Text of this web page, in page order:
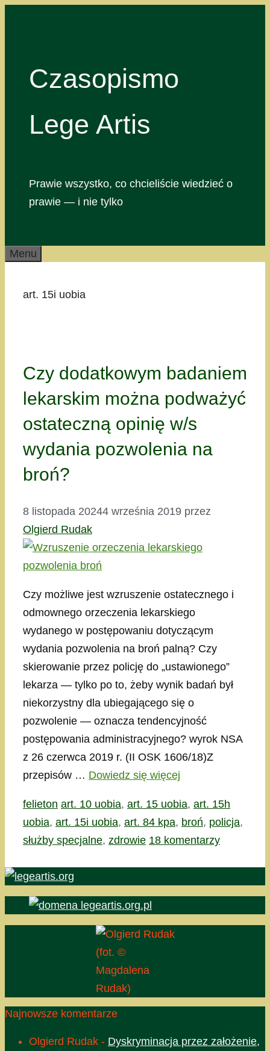
Czasopismo
Lege Artis
Prawie wszystko, co chcieliście wiedzieć o
prawie — i nie tylko
Menu
art. 15i uobia
Czy dodatkowym badaniem
lekarskim można podważyć
ostateczną opinię w/s
wydania pozwolenia na
broń?
8 listopada 20244 września 2019 przez
Olgierd Rudak
Czy możliwe jest wzruszenie ostatecznego i
odmownego orzeczenia lekarskiego
wydanego w postępowaniu dotyczącym
wydania pozwolenia na broń palną? Czy
skierowanie przez policję do „ustawionego”
lekarza — tylko po to, żeby wynik badań był
niekorzystny dla ubiegającego się o
pozwolenie — oznacza tendencyjność
postępowania administracyjnego? wyrok NSA
z 26 czerwca 2019 r. (II OSK 1606/18)Z
przepisów … Dowiedz się więcej
Kategorie
felieton Tagi
art. 10 uobia, art. 15 uobia, art. 15h
uobia, art. 15i uobia, art. 84 kpa, broń, policja,
służby specjalne, zdrowie 18 komentarzy
(fot. ©
Magdalena
Rudak)
Najnowsze komentarze
Olgierd Rudak - Dyskryminacja przez założenie,